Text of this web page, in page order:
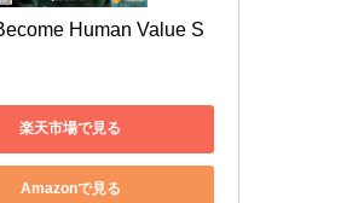
Human Value S
楽天市場で見る
Amazonで見る